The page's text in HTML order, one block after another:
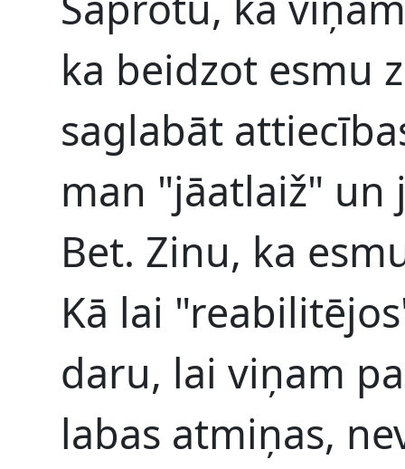
ka beidzot esmu
saglabāt
man "jāatlaiž" un
Bet. Zinu, ka
Kā lai
daru, lai viņam
labas atmiņas,